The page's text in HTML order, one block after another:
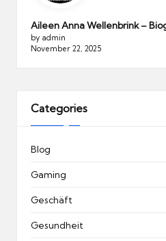
Aileen Anna Wellenbrink –
by admin
November 22, 2025
Categories
Blog
Gaming
Geschäft
Gesundheit